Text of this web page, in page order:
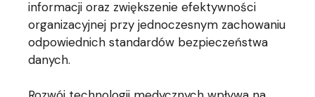
informacji oraz zwiększenie efektywności
organizacyjnej przy jednoczesnym zachowaniu
odpowiednich standardów bezpieczeństwa
danych.